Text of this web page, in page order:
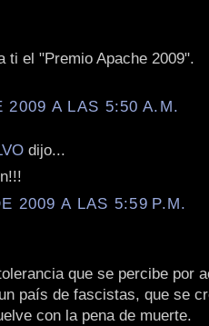
ti el "Premio Apache 2009".
2009 A LAS 5:50 A.M.
dijo...
2009 A LAS 5:59 P.M.
que se percibe por
país de fascistas, que se
con la pena de muerte.